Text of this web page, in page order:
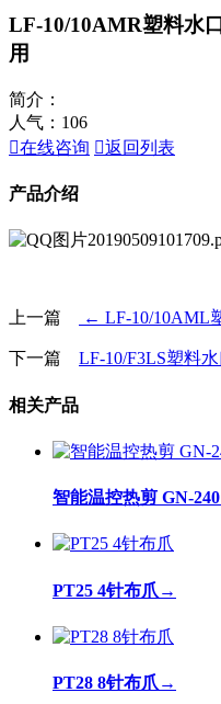
LF-10/10AMR塑料水
用
简介：
人气： 106
在线咨询 返回列表
产品介绍
上一篇 ← LF-10/10AML
下一篇 LF-10/F3LS塑料
相关产品
智能温控热剪 GN-240
PT25 4针布爪 →
PT28 8针布爪 →